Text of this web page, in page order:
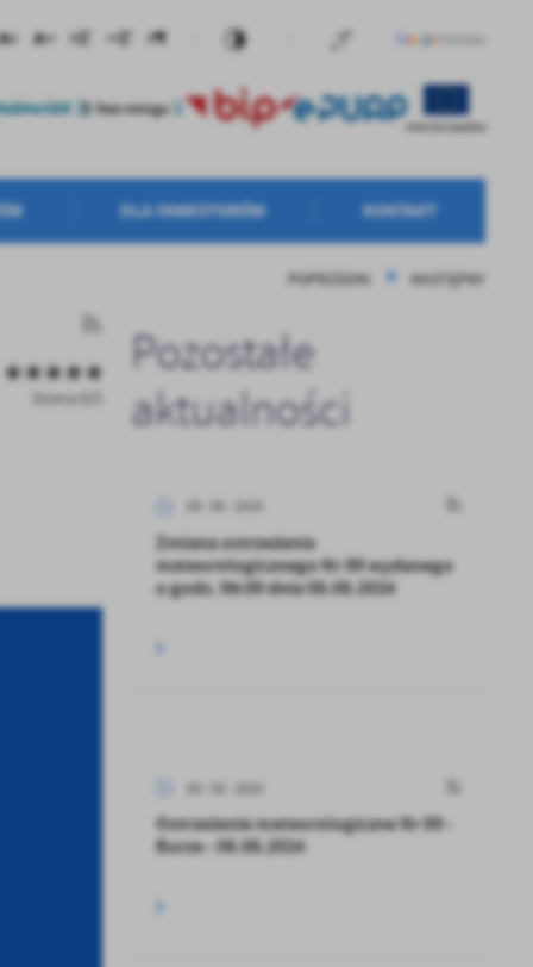
DLA INWESTORÓW KONTAKT
POPRZEDNI NASTĘPNY
Ocena 0/5
Pozostałe
aktualności
Zmiana ostrzeżenia
meteorologicznego Nr 89 wydanego
o godz. 06:00 dnia 08.08.2024
Ostrzeżenie meteorologiczne Nr 89 -
Burze - 08.08.2024